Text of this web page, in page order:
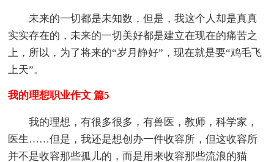
未来的一切都是未知数，但是，我这个人却是真真
实实存在的，未来的一切美好都是建立在现在的痛苦之
上，所以，为了将来的“岁月静好”，现在就是要“鸡毛飞
上天”。
我的理想职业作文 篇5
我的理想，有很多很多，有兽医，教师，科学家，
医生……但是，我还是想创办一件收容所，但这收容所
并不是收容那些孤儿的，而是用来收容那些流浪的猫